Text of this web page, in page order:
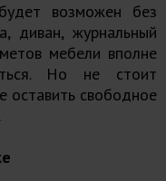
возможен без
диван, журнальный
мебели вполне
Но не стоит
оставить свободное